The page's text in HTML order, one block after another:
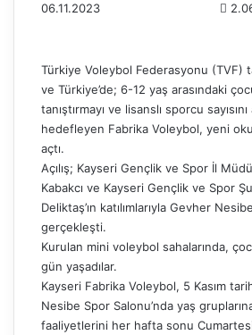
06.11.2023
Türkiye Voleybol Federasyonu (TVF)
ve Türkiye’de; 6-12 yaş arasındaki
tanıştırmayı ve lisanslı sporcu sayısını
hedefleyen Fabrika Voleybol, yeni
açtı.
Açılış; Kayseri Gençlik ve Spor İl
Kabakcı ve Kayseri Gençlik ve Spor
Deliktaş’ın katılımlarıyla Gevher
gerçekleşti.
Kurulan mini voleybol sahalarında,
gün yaşadılar.
Kayseri Fabrika Voleybol, 5 Kasım
Nesibe Spor Salonu’nda yaş
faaliyetlerini her hafta sonu